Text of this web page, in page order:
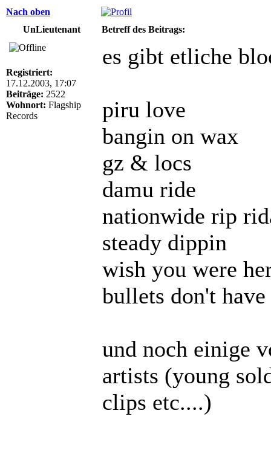
Nach oben
UnLieutenant
Betreff des Beitrags:
Registriert:
17.12.2003, 17:07
Beiträge: 2522
Wohnort: Flagship
Records
es gibt etliche
piru love
bangin on wax
gz & locs
damu ride
nationwide rip
steady dippin
wish you were
bullets don't have
und noch einige
artists (young
clips etc....)